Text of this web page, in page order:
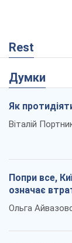
Rest
Думки
Як
Віталій
Попри все,
означає
Ольга